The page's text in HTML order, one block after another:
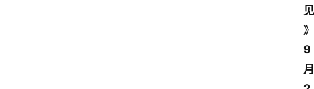
见
》
9
月